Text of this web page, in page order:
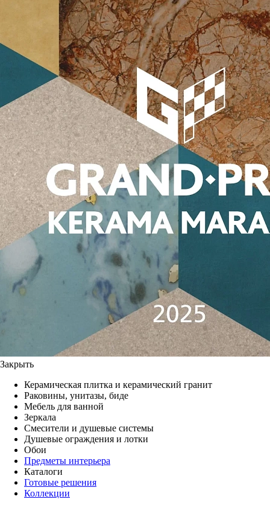
Закрыть
Керамическая плитка и керамический гранит
Раковины, унитазы, биде
Мебель для ванной
Зеркала
Смесители и душевые системы
Душевые ограждения и лотки
Обои
Предметы интерьера
Каталоги
Готовые решения
Коллекции